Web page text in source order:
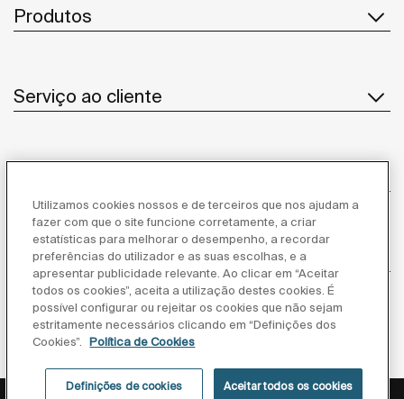
Produtos
Serviço ao cliente
Inspiração
Siga-nos
Utilizamos cookies nossos e de terceiros que nos ajudam a
fazer com que o site funcione corretamente, a criar
estatísticas para melhorar o desempenho, a recordar
preferências do utilizador e as suas escolhas, e a
apresentar publicidade relevante. Ao clicar em “Aceitar
todos os cookies”, aceita a utilização destes cookies. É
possível configurar ou rejeitar os cookies que não sejam
estritamente necessários clicando em “Definições dos
Cookies”.
Política de Cookies
Definições de cookies Aceitar todos os cookies